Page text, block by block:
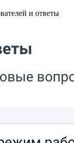
и ответы